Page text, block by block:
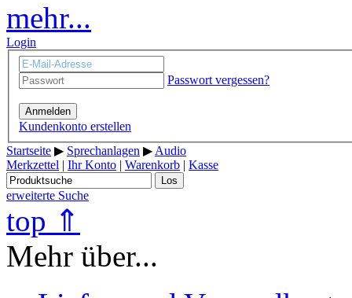
mehr...
Login
Passwort vergessen?
Anmelden
Kundenkonto erstellen
Startseite ▶ Sprechanlagen ▶ Audio
Merkzettel | Ihr Konto | Warenkorb | Kasse
Los
erweiterte Suche
top ⇑
Mehr über...